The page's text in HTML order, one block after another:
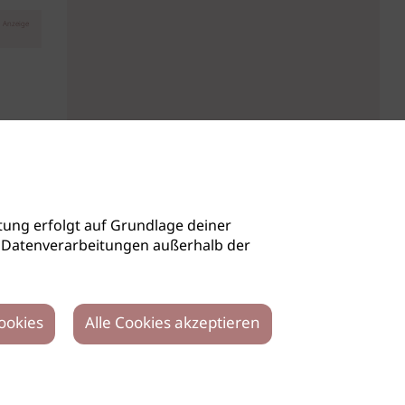
Anzeige
erfolgt auf Grundlage deiner
Datenverarbeitungen außerhalb der
Alle Cookies akzeptieren